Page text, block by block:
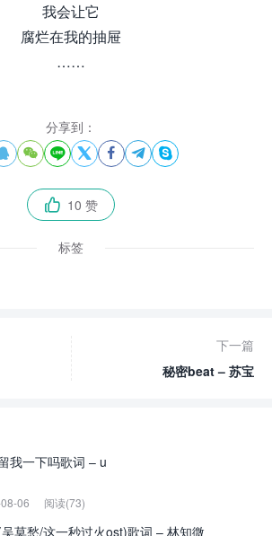
我会让它
腐烂在我的抽屉
……
分享到：
     
 10 赞
标签
下一篇
秘密beat – 苏宝
我一下吗歌词 – u
06 阅读(73)
莫愁/这一秒过火ost)歌词 – 林知微